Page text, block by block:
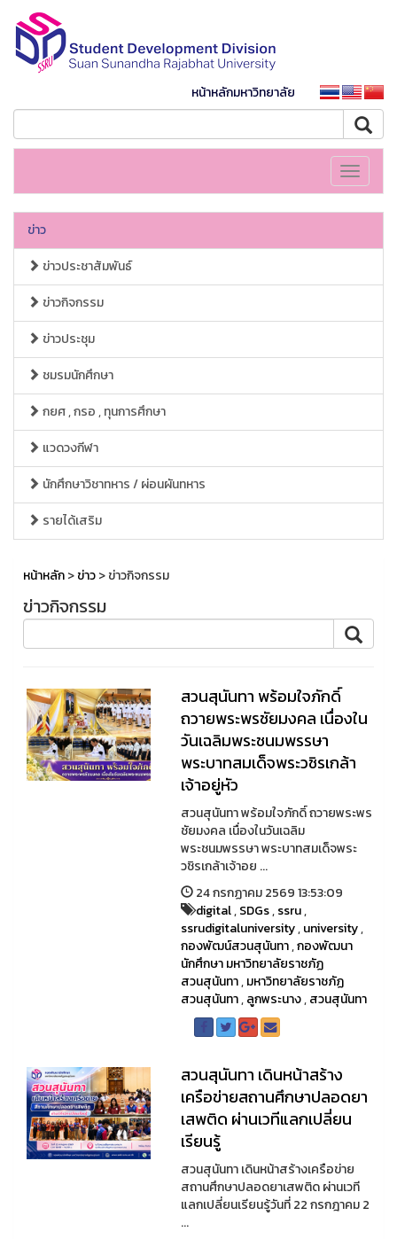
หน้าหลักมหาวิทยาลัย
Toggle
ข่าว
ข่าวประชาสัมพันธ์
ข่าวกิจกรรม
ข่าวประชุม
ชมรมนักศึกษา
กยศ , กรอ , ทุนการศึกษา
แวดวงกีฬา
นักศึกษาวิชาทหาร / ผ่อนผันทหาร
รายได้เสริม
หน้าหลัก>ข่าว> ข่าวกิจกรรม
ข่าวกิจกรรม
สวนสุนันทา พร้อมใจภักดิ์
ถวายพระพรชัยมงคล เนื่องใน
วันเฉลิมพระชนมพรรษา
พระบาทสมเด็จพระวชิรเกล้า
เจ้าอยู่หัว
สวนสุนันทา พร้อมใจภักดิ์ ถวายพระพร
ชัยมงคล เนื่องในวันเฉลิม
พระชนมพรรษา พระบาทสมเด็จพระ
วชิรเกล้าเจ้าอย ...
24 กรกฏาคม 2569 13:53:09
digital,SDGs,ssru,
ssrudigitaluniversity,university,
กองพัฒน์สวนสุนันทา,กองพัฒนา
นักศึกษา มหาวิทยาลัยราชภัฏ
สวนสุนันทา,มหาวิทยาลัยราชภัฏ
สวนสุนันทา,ลูกพระนาง,สวนสุนันทา
สวนสุนันทา เดินหน้าสร้าง
เครือข่ายสถานศึกษาปลอดยา
เสพติด ผ่านเวทีแลกเปลี่ยน
เรียนรู้
สวนสุนันทา เดินหน้าสร้างเครือข่าย
สถานศึกษาปลอดยาเสพติด ผ่านเวที
แลกเปลี่ยนเรียนรู้วันที่ 22 กรกฎาคม 2
...